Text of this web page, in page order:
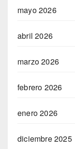
mayo 2026
abril 2026
marzo 2026
febrero 2026
enero 2026
diciembre 2025